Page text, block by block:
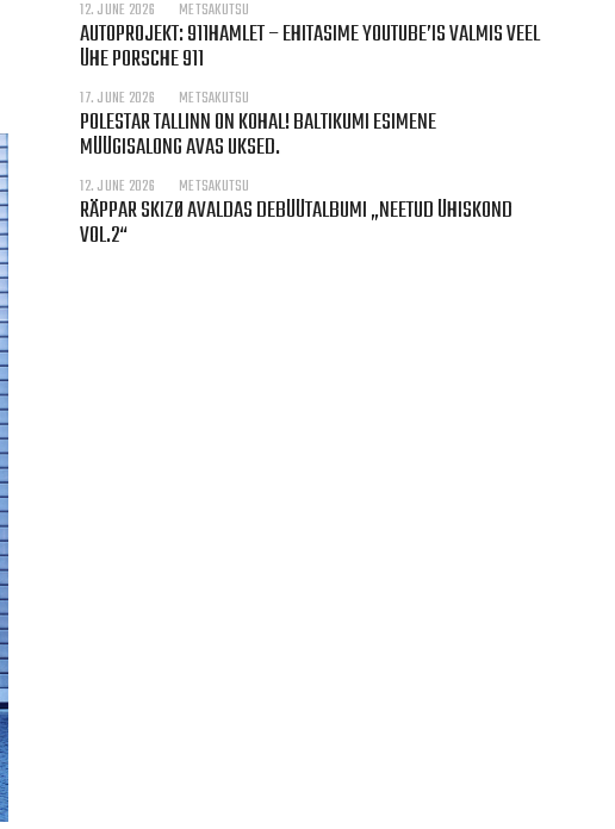
12. JUNE 2026 METSAKUTSU
AUTOPROJEKT: 911HAMLET – EHITASIME YOUTUBE’IS VALMIS VEEL
ÜHE PORSCHE 911
17. JUNE 2026 METSAKUTSU
POLESTAR TALLINN ON KOHAL! BALTIKUMI ESIMENE
MÜÜGISALONG AVAS UKSED.
12. JUNE 2026 METSAKUTSU
RÄPPAR SKIZØ AVALDAS DEBÜÜTALBUMI „NEETUD ÜHISKOND
VOL.2“